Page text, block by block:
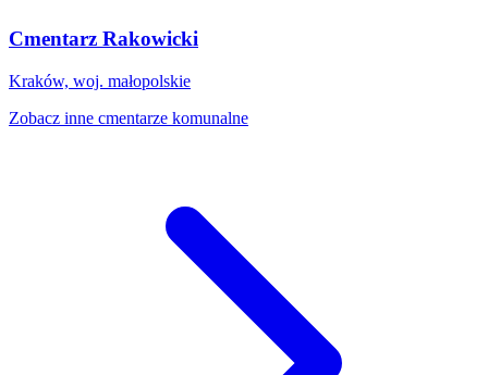
Cmentarz Rakowicki
Kraków, woj. małopolskie
Zobacz inne cmentarze komunalne